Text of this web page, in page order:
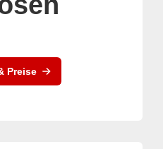
Preise